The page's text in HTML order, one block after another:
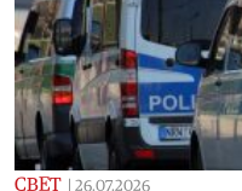
СВЕТ 26.07.2026